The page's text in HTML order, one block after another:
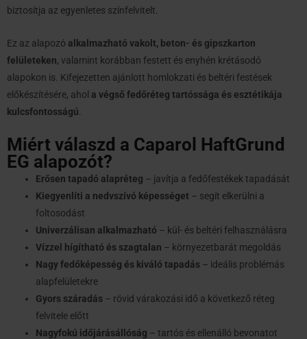
biztosítja az egyenletes színfelvitelt.
Ez az alapozó alkalmazható vakolt, beton- és gipszkarton
felületeken, valamint korábban festett és enyhén krétásodó
alapokon is. Kifejezetten ajánlott homlokzati és beltéri festések
előkészítésére, ahol a végső fedőréteg tartóssága és esztétikája
kulcsfontosságú
Miért válaszd a Caparol HaftGrund
EG alapozót?
Erősen tapadó alapréteg – javítja a fedőfestékek tapadását
Kiegyenlíti a nedvszívó képességet – segít elkerülni a
foltosodást
Univerzálisan alkalmazható – kül- és beltéri felhasználásra
Vízzel hígítható és szagtalan – környezetbarát megoldás
Nagy fedőképesség és kiváló tapadás – ideális problémás
alapfelületekre
Gyors száradás – rövid várakozási idő a következő réteg
felvitele előtt
Nagyfokú időjárásállóság – tartós és ellenálló bevonatot